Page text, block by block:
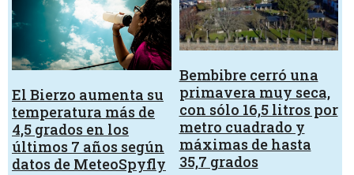
El Bierzo aumenta su
temperatura más de
4,5 grados en los
últimos 7 años según
datos de MeteoSpyfly
Bembibre cerró una
primavera muy seca,
con sólo 16,5 litros por
metro cuadrado y
máximas de hasta
35,7 grados